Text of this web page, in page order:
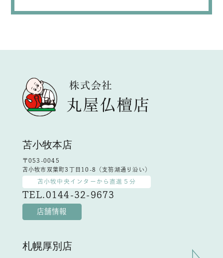
苫小牧本店
〒053-0045
苫小牧市双葉町3丁目10-8（支笏湖通り沿い）
苫小牧中央インターから直進５分
TEL.0144-32-9673
店舗情報
札幌厚別店